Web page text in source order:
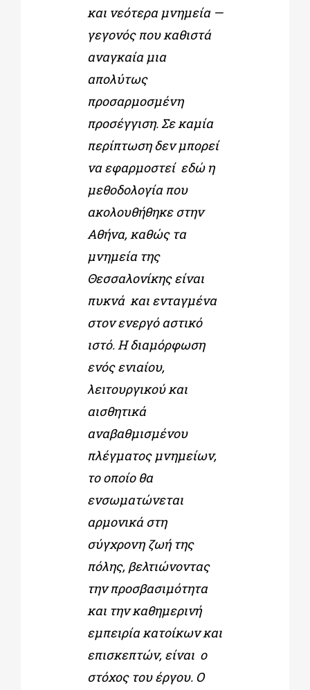
και νεότερα μνημεία —
γεγονός που καθιστά
αναγκαία μια
απολύτως
προσαρμοσμένη
προσέγγιση. Σε καμία
περίπτωση δεν μπορεί
να εφαρμοστεί εδώ η
μεθοδολογία που
ακολουθήθηκε στην
Αθήνα, καθώς τα
μνημεία της
Θεσσαλονίκης είναι
πυκνά και ενταγμένα
στον ενεργό αστικό
ιστό. Η διαμόρφωση
ενός ενιαίου,
λειτουργικού και
αισθητικά
αναβαθμισμένου
πλέγματος μνημείων,
το οποίο θα
ενσωματώνεται
αρμονικά στη
σύγχρονη ζωή της
πόλης, βελτιώνοντας
την προσβασιμότητα
και την καθημερινή
εμπειρία κατοίκων και
επισκεπτών, είναι ο
στόχος του έργου. Ο